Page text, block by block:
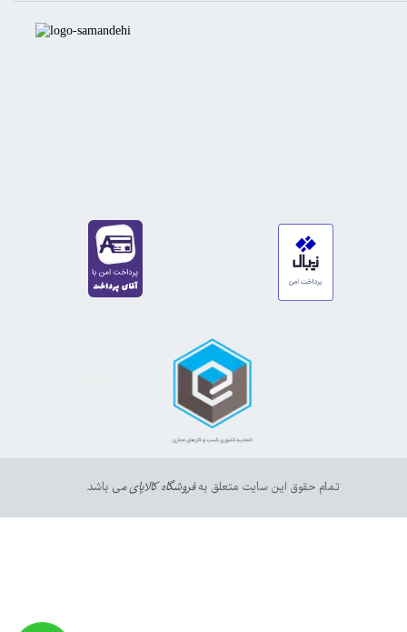
تمام حقوق این سایت متعلق بهفروشگاه کالاپای می باشد.